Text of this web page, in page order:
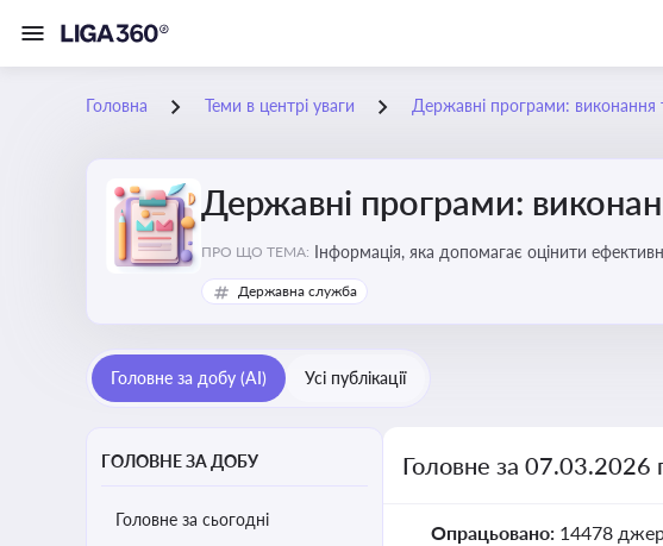
Головна Теми в центрі уваги Державні програми: виконання
Державні програми:
ПРО ЩО ТЕМА: Інформація, яка допомагає оцінити
удосконалення
Державна служба
Головне за добу (AI) Усі публікації
ГОЛОВНЕ ЗА ДОБУ
Головне за сьогодні
Головне за 07.03.2026
Опрацьовано: 14478